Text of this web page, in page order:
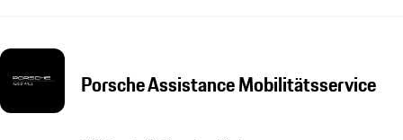
Porsche Assistance Mobilitätsservice